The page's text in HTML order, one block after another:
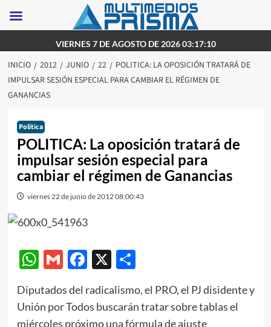
al
contenido
VIERNES 7 DE AGOSTO DE 2026 03:17:10
INICIO 2012 JUNIO 22
POLITICA: LA OPOSICIÓN TRATARÁ DE
IMPULSAR SESIÓN ESPECIAL PARA CAMBIAR EL RÉGIMEN DE
GANANCIAS
Politica
POLITICA: La oposición tratará de
impulsar sesión especial para
cambiar el régimen de Ganancias
viernes 22 de junio de 2012 08:00:43
WhatsApp
GmailFacebook
X Compartir
Diputados del radicalismo, el PRO, el PJ disidente y
Unión por Todos buscarán tratar sobre tablas el
miércoles próximo una fórmula de ajuste